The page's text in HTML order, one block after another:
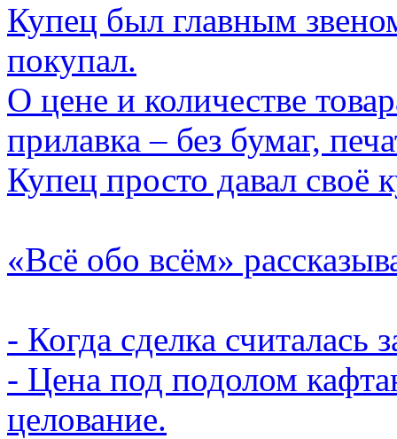
Купец был главным
покупал.
О цене и количестве
прилавка – без бумаг,
Купец просто давал своё
«Всё обо всём»
- Когда сделка считалась
- Цена под подолом
целование.